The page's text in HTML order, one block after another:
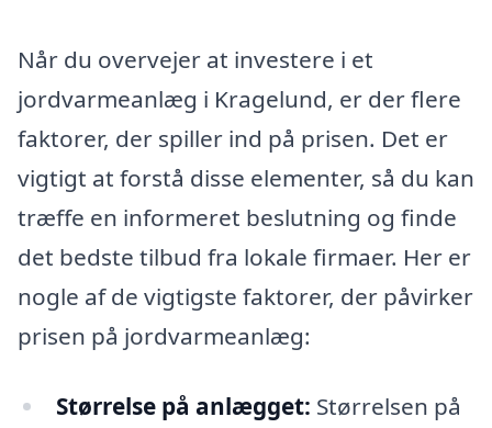
Når du overvejer at investere i et
jordvarmeanlæg i Kragelund, er der flere
faktorer, der spiller ind på prisen. Det er
vigtigt at forstå disse elementer, så du kan
træffe en informeret beslutning og finde
det bedste tilbud fra lokale firmaer. Her er
nogle af de vigtigste faktorer, der påvirker
prisen på jordvarmeanlæg:
Størrelse på anlægget: Størrelsen på